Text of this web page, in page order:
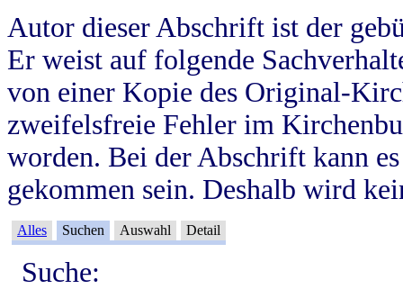
Autor dieser Abschrift ist der
Er weist auf folgende
von einer Kopie des Original-
zweifelsfreie Fehler im
worden. Bei der Abschrift kann
gekommen sein. Deshalb wird
Alles Suchen Auswahl Detail
Suche: